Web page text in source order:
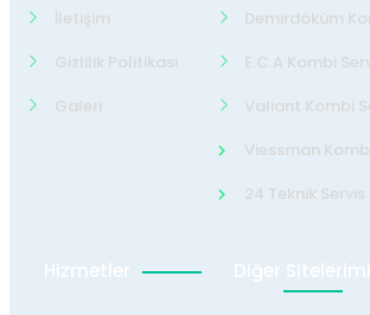
İletişim
Gizlilik Politikası
Galeri
Demirdöküm
E.C.A Kombi
Valiant Kombi
Viessman
24 Teknik Servis
Hizmetler Diğer